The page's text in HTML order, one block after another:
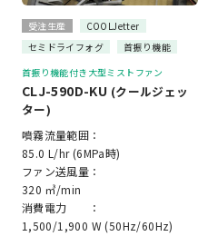
受注生産
COOLJetter
セミドライフォグ
首振り機能
首振り機能付き大型ミストファン
CLJ-590D-KU (クールジェッ
ター)
噴霧流量範囲：
85.0 L/hr (6MPa時)
ファン送風量：
320 ㎥/min
消費電力 ：
1,500/1,900 W (50Hz/60Hz)